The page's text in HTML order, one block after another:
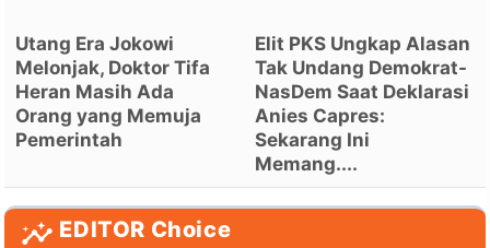
Utang Era Jokowi
Melonjak, Doktor Tifa
Heran Masih Ada
Orang yang Memuja
Pemerintah
Elit PKS Ungkap Alasan
Tak Undang Demokrat-
NasDem Saat Deklarasi
Anies Capres:
Sekarang Ini
Memang....
EDITOR Choice